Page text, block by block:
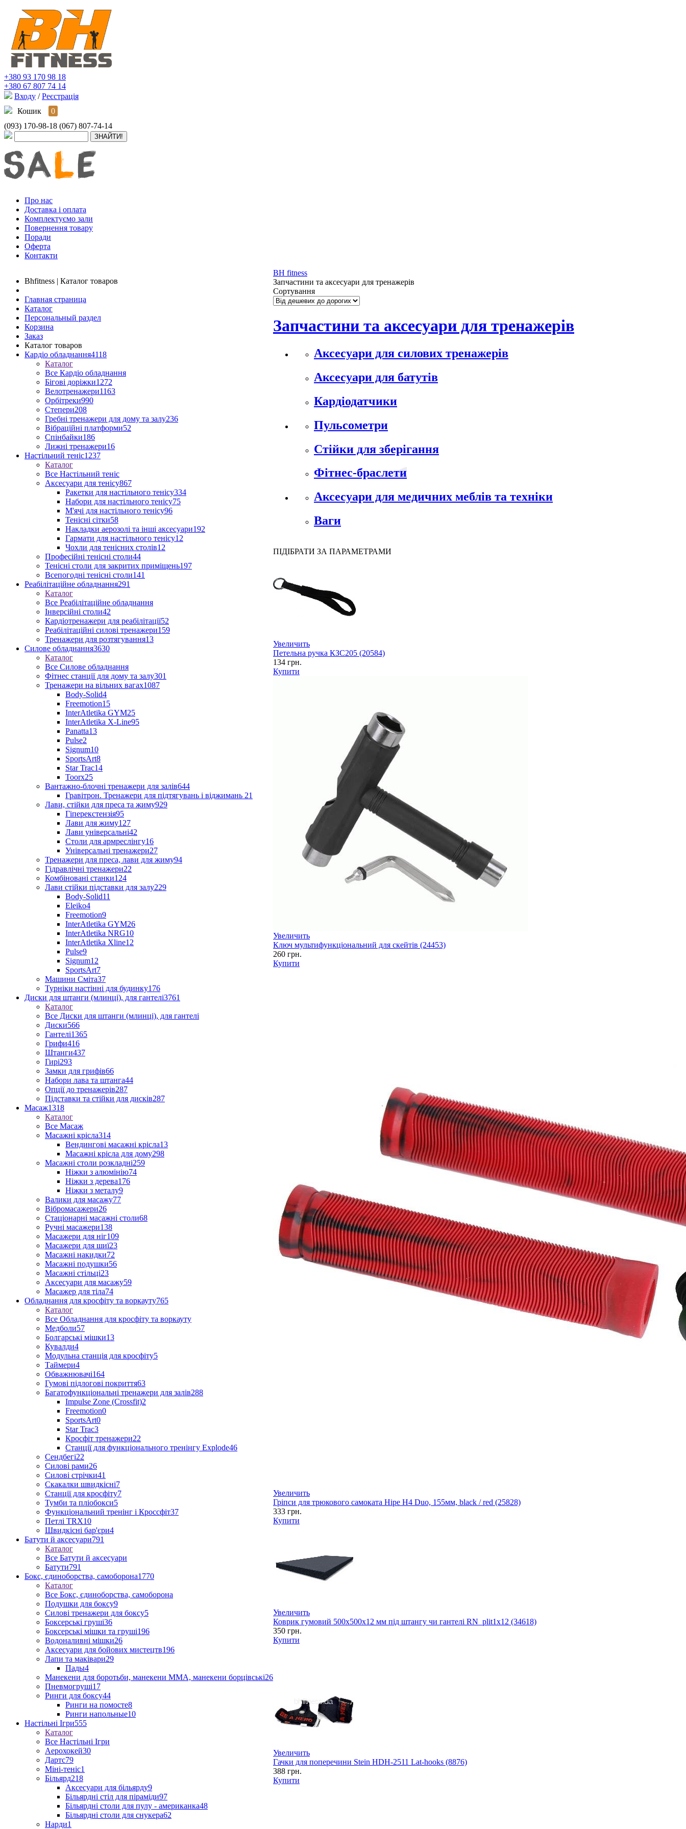
+380 93 170 98 18
+380 67 807 74 14
Входу / Реєстрація
Кошик
0
(093) 170-98-18 (067) 807-74-14
Про нас
Доставка і оплата
Комплектуємо зали
Повернення товару
Поради
Оферта
Контакти
Bhfitness | Каталог товаров
Главная страница
Каталог
Персональный раздел
Корзина
Заказ
Каталог товаров
Кардіо обладнання4118
Каталог
Все Кардіо обладнання
Бігові доріжки1272
Велотренажери1163
Орбітреки990
Степери208
Гребні тренажери для дому та залу236
Вібраційні платформи52
Спінбайки186
Лижні тренажери16
Настільний теніс1237
Каталог
Все Настільний теніс
Аксесуари для тенісу867
Ракетки для настільного тенісу334
Набори для настільного тенісу75
М'ячі для настільного тенісу96
Тенісні сітки58
Накладки аерозолі та інші аксесуари192
Гармати для настільного тенісу12
Чохли для тенісних столів12
Професійні тенісні столи44
Тенісні столи для закритих приміщень197
Всепогодні тенісні столи141
Реабілітаційне обладнання291
Каталог
Все Реабілітаційне обладнання
Інверсійні столи42
Кардіотренажери для реабілітації52
Реабілітаційні силові тренажери159
Тренажери для розтягування13
Силове обладнання3630
Каталог
Все Силове обладнання
Фітнес станції для дому та залу301
Тренажери на вільних вагах1087
Body-Solid4
Freemotion15
InterAtletika GYM25
InterAtletika X-Line95
Panatta13
Pulse2
Signum10
SportsArt8
Star Trac14
Toorx25
Вантажно-блочні тренажери для залів644
Гравітрон. Тренажери для підтягувань і віджимань 21
Лави, стійки для преса та жиму929
Гіперекстензія95
Лави для жиму127
Лави універсальні42
Столи для армреслінгу16
Універсальні тренажери27
Тренажери для преса, лави для жиму94
Гідравлічні тренажери22
Комбіновані станки124
Лави стійки підставки для залу229
Body-Solid11
Eleiko4
Freemotion9
InterAtletika GYM26
InterAtletika NRG10
InterAtletika Xline12
Pulse9
Signum12
SportsArt7
Машини Сміта37
Турніки настінні для будинку176
Диски для штанги (млинці), для гантелі3761
Каталог
Все Диски для штанги (млинці), для гантелі
Диски566
Гантелі1365
Грифи416
Штанги437
Гирі293
Замки для грифів66
Набори лава та штанга44
Опції до тренажерів287
Підставки та стійки для дисків287
Масаж1318
Каталог
Все Масаж
Масажні крісла314
Вендингові масажні крісла13
Масажні крісла для дому298
Масажні столи розкладні259
Ніжки з алюмінію74
Ніжки з дерева176
Ніжки з металу9
Валики для масажу77
Вібромасажери26
Стаціонарні масажні столи68
Ручні масажери138
Масажери для ніг109
Масажери для шиї23
Масажні накидки72
Масажні подушки56
Масажні стільці23
Аксесуари для масажу59
Масажер для тіла74
Обладнання для кросфіту та воркауту765
Каталог
Все Обладнання для кросфіту та воркауту
Медболи57
Болгарські мішки13
Кувалди4
Модульна станція для кросфіту5
Таймери4
Обважнювачі164
Гумові підлогові покриття63
Багатофункціональні тренажери для залів288
Impulse Zone (Crossfit)2
Freemotion0
SportsArt0
Star Trac3
Кросфіт тренажери22
Станції для функціонального тренінгу Explode46
Сендбегі22
Силові рами26
Силові стрічки41
Скакалки швидкісні7
Станції для кросфіту7
Тумби та пліобокси5
Функціональний тренінг і Кроссфіт37
Петлі TRX10
Швидкісні бар'єри4
Батути й аксесуари791
Каталог
Все Батути й аксесуари
Батути791
Бокс, єдиноборства, самоборона1770
Каталог
Все Бокс, єдиноборства, самоборона
Подушки для боксу9
Силові тренажери для боксу5
Боксерські груші36
Боксерські мішки та груші196
Водоналивні мішки26
Аксесуари для бойових мистецтв196
Лапи та маківари29
Пады4
Манекени для боротьби, манекени ММА, манекени борцівські26
Пневмогруші17
Ринги для боксу44
Ринги на помосте8
Ринги напольные10
Настільні Ігри555
Каталог
Все Настільні Ігри
Аерохокей30
Дартс79
Міні-теніс1
Більярд218
Аксесуари для більярду9
Більярдні стіл для піраміди97
Більярдні столи для пулу - американка48
Більярдні столи для снукера62
Нарди1
BH fitness
Запчастини та аксесуари для тренажерів
Сортування
Запчастини та аксесуари для тренажерів
Аксесуари для силових тренажерів
Аксесуари для батутів
Кардіодатчики
Пульсометри
Стійки для зберігання
Фітнес-браслети
Аксесуари для медичних меблів та техніки
Ваги
ПІДІБРАТИ ЗА ПАРАМЕТРАМИ
Увеличить
Петельна ручка КЗС205 (20584)
134 грн.
Купити
Увеличить
Ключ мультифункціональний для скейтів (24453)
260 грн.
Купити
Увеличить
Гріпси для трюкового самоката Hipe H4 Duo, 155мм, black / red (25828)
333 грн.
Купити
Увеличить
Коврик гумовий 500х500х12 мм під штангу чи гантелі RN_plit1x12 (34618)
350 грн.
Купити
Увеличить
Гачки для поперечини Stein HDH-2511 Lat-hooks (8876)
388 грн.
Купити